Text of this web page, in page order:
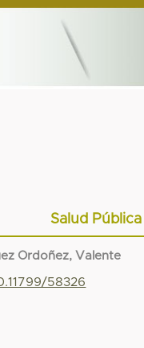
Salud Pública
Ordoñez, Valente
58326